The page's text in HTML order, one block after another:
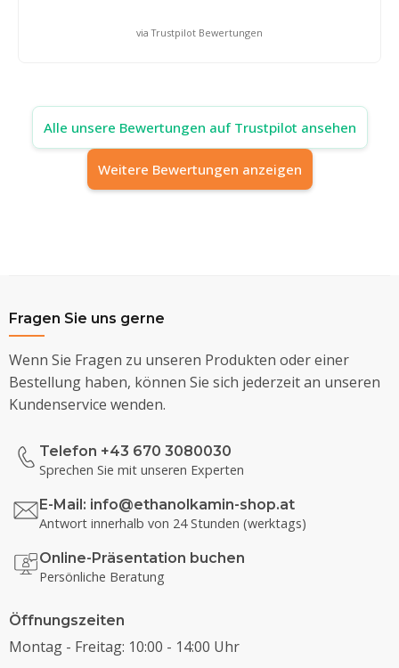
via Trustpilot Bewertungen
Alle unsere Bewertungen auf Trustpilot ansehen
Weitere Bewertungen anzeigen
Fragen Sie uns gerne
Wenn Sie Fragen zu unseren Produkten oder einer
Bestellung haben, können Sie sich jederzeit an unseren
Kundenservice wenden.
Telefon +43 670 3080030
Sprechen Sie mit unseren Experten
E-Mail: info@ethanolkamin-shop.at
Antwort innerhalb von 24 Stunden (werktags)
Online-Präsentation buchen
Persönliche Beratung
Öffnungszeiten
Montag - Freitag: 10:00 - 14:00 Uhr